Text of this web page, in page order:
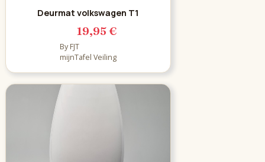
Deurmat volkswagen T1
19,95 €
By FJT
mijnTafel Veiling